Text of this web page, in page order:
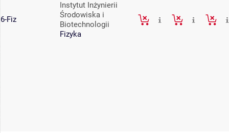
6-Fiz
Instytut Inżynierii
Środowiska i
Biotechnologii
Fizyka